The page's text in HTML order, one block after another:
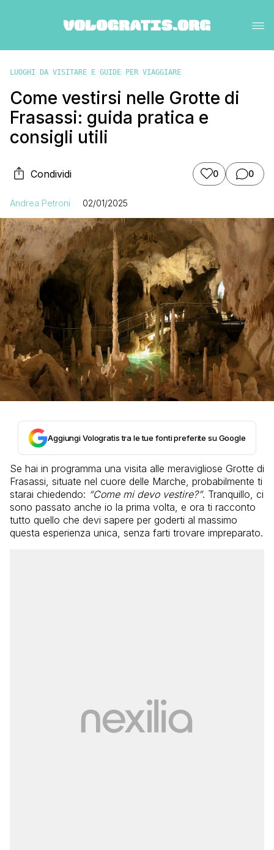
LUOGHI DA VISITARE E GUIDE PER VIAGGIARE
Come vestirsi nelle Grotte di
Frasassi: guida pratica e
consigli utili
Condividi 0 0
Andrea Petroni 02/01/2025
Aggiungi Vologratis tra le tue fonti preferite su Google
Se hai in programma una visita alle meravigliose Grotte di
Frasassi, situate nel cuore delle Marche, probabilmente ti
starai chiedendo: “Come mi devo vestire?”. Tranquillo, ci
sono passato anche io la prima volta, e ora ti racconto
tutto quello che devi sapere per goderti al massimo
questa esperienza unica, senza farti trovare impreparato.